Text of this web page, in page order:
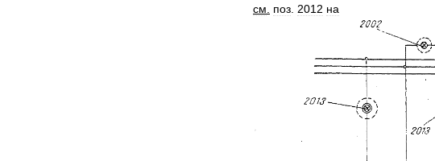
см. поз. 2012 на